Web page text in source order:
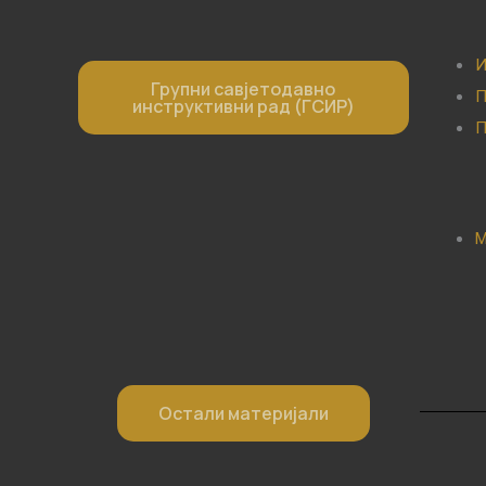
Групни савјетодавно
инструктивни рад (ГСИР)
Остали материјали